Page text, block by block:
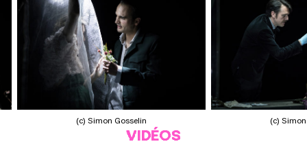
(c) Simon Gosselin (c)
VIDÉOS